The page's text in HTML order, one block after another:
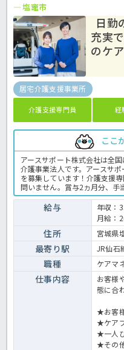
塩竈市
日勤
充実
のケ
居宅介護支援事業所
介護支援専門員 経
ここ
アースサポート株式会社は全
介護事業法人です。アースサ
を募集しています！介護支援
問いません。賞与2ヵ月分、
先輩ケアマネや指導主任が業
ーバイザーによる指導体制も
会も定期的に開催しており
訪問介護事業におけるケアマ
護支援事業所でのケアマネー
ー 正職員 居宅介護支援事業
給与
年収：
月給：
住所 宮城県
最寄り駅 JR仙石
職種 ケアマ
仕事内容
お客様
態に合
★お客
★ケア
★一人
★その